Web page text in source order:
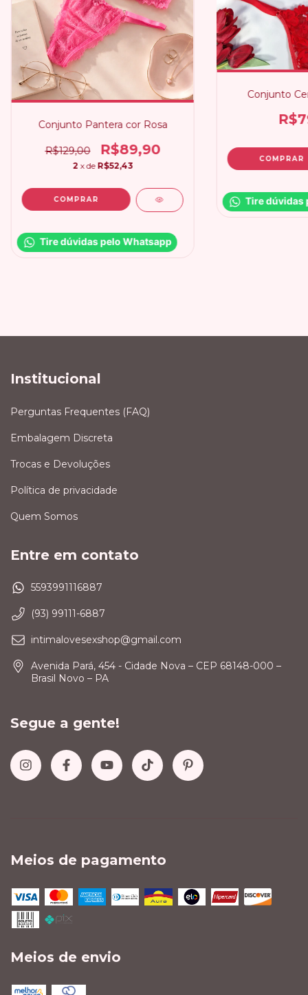
Conjunto Pantera cor Rosa
R$129,00 R$89,90
2 x de R$52,43
COMPRAR
Tire dúvidas pelo Whatsapp
Conjunto
COMPRAR
Tire dúvidas
Institucional
Perguntas Frequentes (FAQ)
Embalagem Discreta
Trocas e Devoluções
Política de privacidade
Quem Somos
Entre em contato
5593991116887
(93) 99111-6887
intimalovesexshop@gmail.com
Avenida Pará, 454 - Cidade Nova – CEP 68148-000 –
Brasil Novo – PA
Segue a gente!
Meios de pagamento
Meios de envio